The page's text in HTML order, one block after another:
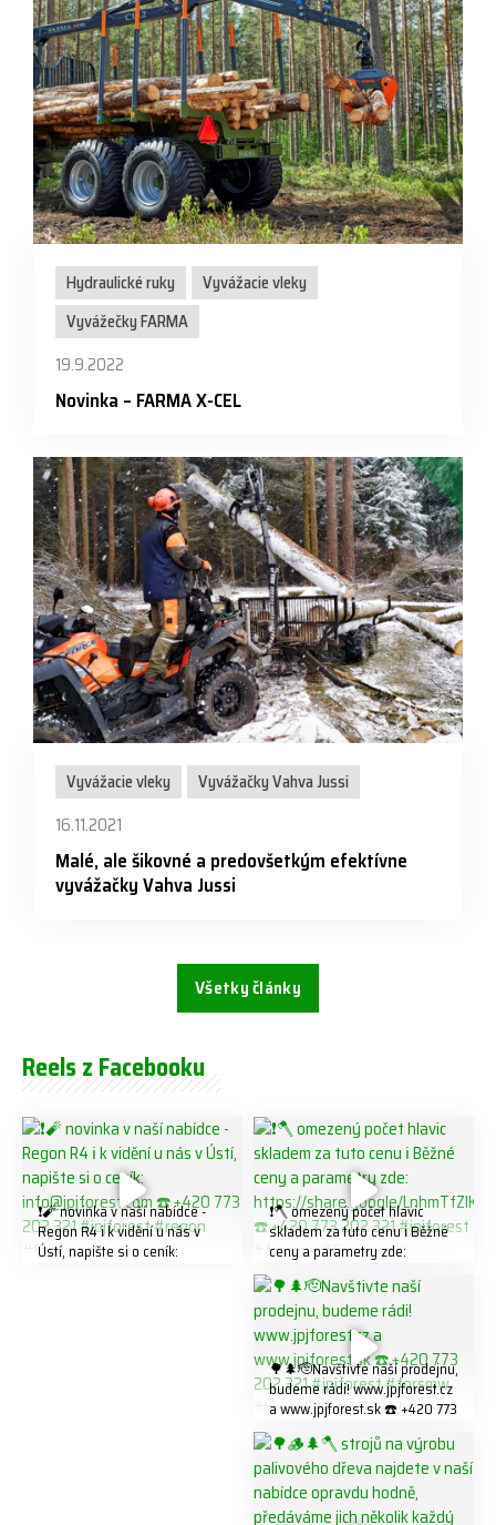
Hydraulické ruky
Vyvážacie vleky
Vyvážečky FARMA
19.9.2022
Novinka – FARMA X-CEL
Vyvážacie vleky
Vyvážačky Vahva Jussi
16.11.2021
Malé, ale šikovné a predovšetkým efektívne
vyvážačky Vahva Jussi
Všetky články
Reels z Facebooku
❗️🧨 novinka v naší nabídce -
Regon R4 ℹ️ k vidění u nás v
Ústí, napište si o ceník:
❗️🪓 omezený počet hlavic
skladem za tuto cenu ℹ️ Běžné
ceny a parametry zde:
https://share.google/LnhmTfZl
K8W5t7i6o ☎️ +420 773 202
321 #jpjforest #forsmw
#firewood #
🌳🌲🫡Navštivte naší prodejnu,
budeme rádi! www.jpjforest.cz
a www.jpjforest.sk ☎️ +420 773
202 321 #jpjforest #forsmw
#biojack #regon #vahvajussi